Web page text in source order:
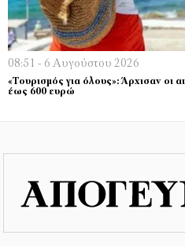
08:51 - 6 Αυγούστου 2026
«Τουρισμός για όλους»: Άρχισαν οι
έως 600 ευρώ